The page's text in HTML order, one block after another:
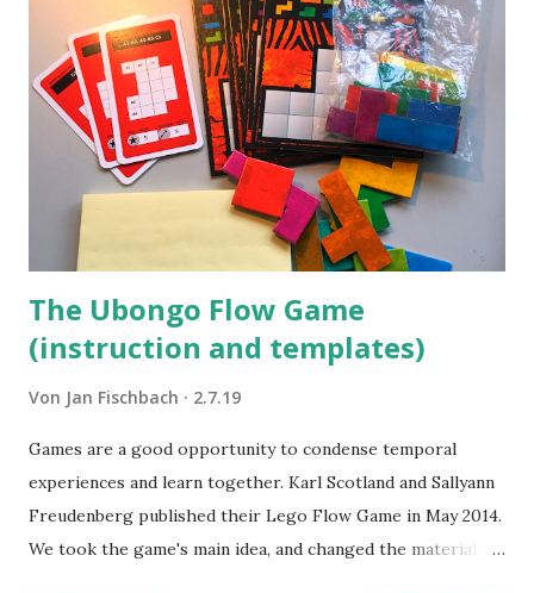
The Ubongo Flow Game
(instruction and templates)
Von Jan Fischbach 2.7.19
Games are a good opportunity to condense temporal
experiences and learn together. Karl Scotland and Sallyann
Freudenberg published their Lego Flow Game in May 2014.
We took the game's main idea, and changed the material.